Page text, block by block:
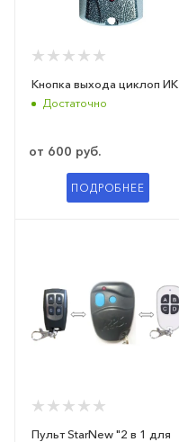
Кнопка выхода циклоп ИК
Достаточно
от 600 руб.
ПОДРОБНЕЕ
Пульт StarNew "2 в 1 для